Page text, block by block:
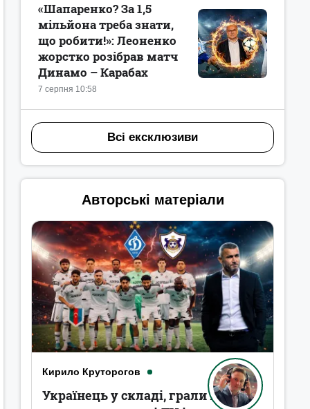
7 серпня 10:58
«Шапаренко? За 1,5
мільйона треба знати,
що робити!»: Леоненко
жорстко розібрав матч
Динамо – Карабах
Всі ексклюзиви
Авторські матеріали
Кирило Круторогов
Українець у складі, грали в